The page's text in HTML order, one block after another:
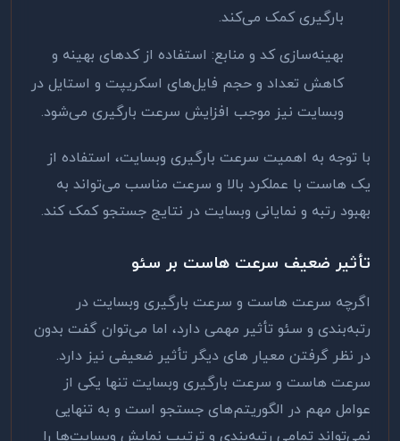
بارگیری کمک می‌کند.
بهینه‌سازی کد و منابع: استفاده از کدهای بهینه و
کاهش تعداد و حجم فایل‌های اسکریپت و استایل در
وبسایت نیز موجب افزایش سرعت بارگیری می‌شود.
با توجه به اهمیت سرعت بارگیری وبسایت، استفاده از
یک هاست با عملکرد بالا و سرعت مناسب می‌تواند به
بهبود رتبه و نمایانی وبسایت در نتایج جستجو کمک کند.
تأثیر ضعیف سرعت هاست بر سئو
اگرچه سرعت هاست و سرعت بارگیری وبسایت در
رتبه‌بندی و سئو تأثیر مهمی دارد، اما می‌توان گفت بدون
در نظر گرفتن معیار های دیگر تأثیر ضعیفی نیز دارد.
سرعت هاست و سرعت بارگیری وبسایت تنها یکی از
عوامل مهم در الگوریتم‌های جستجو است و به تنهایی
نمی‌تواند تمامی رتبه‌بندی و ترتیب نمایش وبسایت‌ها را